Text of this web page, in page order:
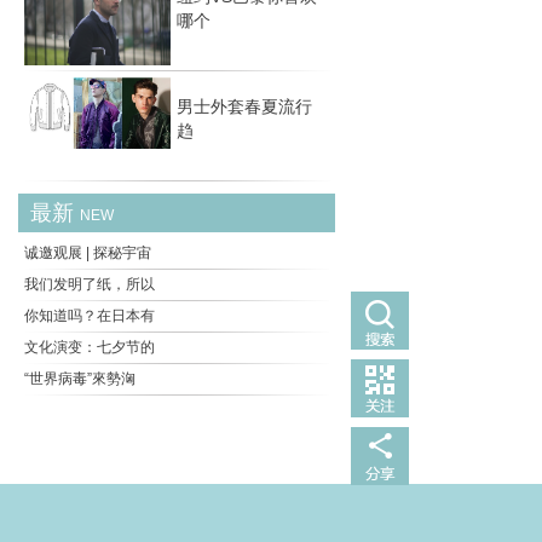
哪个
男士外套春夏流行
趋
最新 NEW
诚邀观展 | 探秘宇宙
我们发明了纸，所以
你知道吗？在日本有
文化演变：七夕节的
“世界病毒”來勢洶